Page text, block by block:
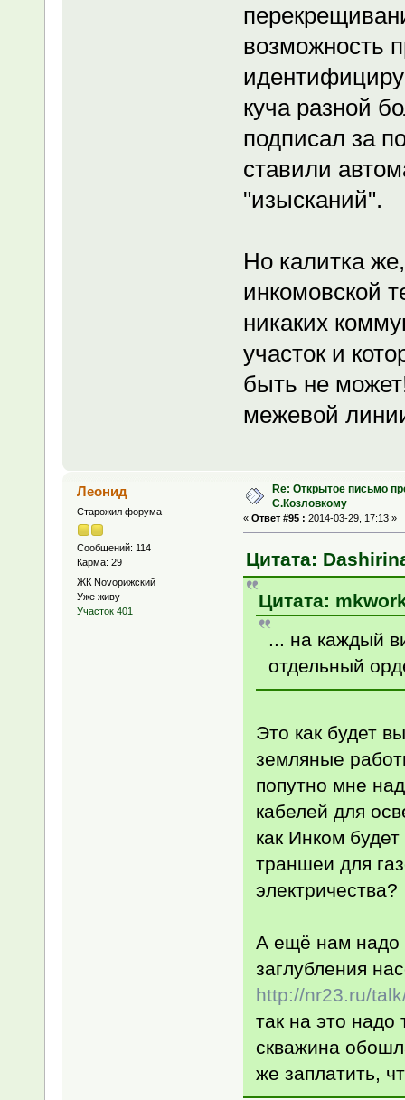
возможность
куча разной
подписал за
ставили
"изысканий".
Но калитка
инкомовской
никаких
участок и
быть не
межевой
Леонид
Старожил форума
Сообщений: 114
Карма: 29
ЖК Novoрижский
Уже живу
Участок 401
Re: Открытое письмо
С.Козловкому
« Ответ #95 : 2014-03-29, 17:13 »
Цитата:
Цитата:
... на каждый
отдельный
Это как будет
земляные
попутно мне
кабелей для
как Инком
траншеи для
электричества?
А ещё нам надо
заглубления
http://nr23.ru/
так на это надо
скважина
же заплатить,